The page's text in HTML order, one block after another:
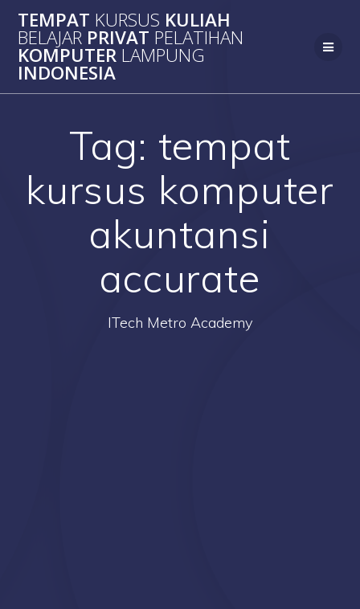
to
content
TEMPAT KURSUS KULIAH
BELAJAR PRIVAT PELATIHAN
KOMPUTER LAMPUNG
INDONESIA
Tag: tempat
kursus komputer
akuntansi
accurate
ITech Metro Academy